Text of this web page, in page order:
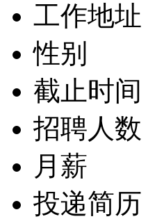
工作地址
性别
截止时间
招聘人数
月薪
投递简历